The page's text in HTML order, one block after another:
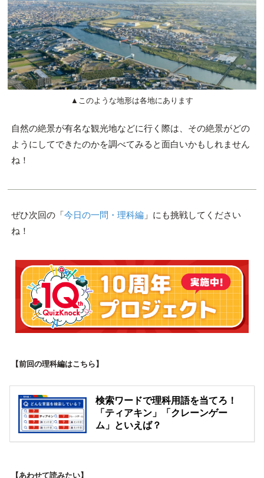
▲このような地形は各地にあります
自然の絶景が有名な観光地などに行く際は、その絶景がどの
ようにしてできたのかを調べてみると面白いかもしれません
ね！
ぜひ次回の「今日の一問・理科編」にも挑戦してください
ね！
【前回の理科編はこちら】
検索ワードで理科用語を当てろ！
「ティアキン」「クレーンゲー
ム」といえば？
【あわせて読みたい】